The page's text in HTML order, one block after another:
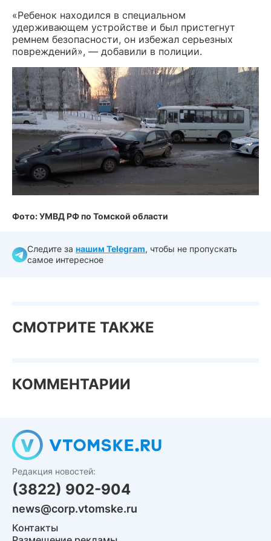
«Ребенок находился в специальном
удерживающем устройстве и был пристегнут
ремнем безопасности, он избежал серьезных
повреждений», — добавили в полиции.
Фото: УМВД РФ по Томской области
Следите за нашим Telegram, чтобы не пропускать
самое интересное
СМОТРИТЕ ТАКЖЕ
КОММЕНТАРИИ
Редакция новостей:
(3822) 902-904
news@corp.vtomske.ru
Контакты